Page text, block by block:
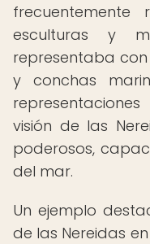
frecuentemente
esculturas y
representaba
y conchas
visión de las
poderosos,
del mar.
Un ejemplo
de las Nereidas